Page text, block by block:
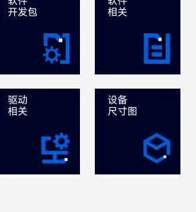
开发包
相关
驱动
相关
设备
尺寸图